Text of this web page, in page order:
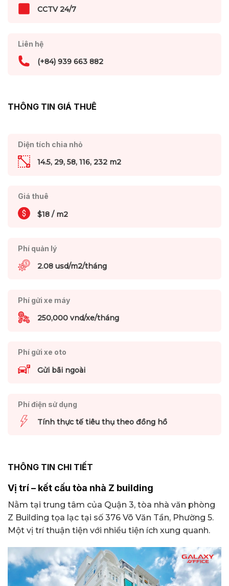
CCTV 24/7
Liên hệ
(+84) 939 663 882
THÔNG TIN GIÁ THUÊ
Diện tích chia nhỏ
14.5, 29, 58, 116, 232 m2
Giá thuê
$18 / m2
Phí quản lý
2.08 usd/m2/tháng
Phí gửi xe máy
250,000 vnd/xe/tháng
Phí gửi xe oto
Gửi bãi ngoài
Phí điện sử dụng
Tính thực tế tiêu thụ theo đồng hồ
THÔNG TIN CHI TIẾT
Vị trí – kết cấu tòa nhà Z building
Nằm tại trung tâm của Quận 3, tòa nhà văn phòng
Z Building tọa lạc tại số 376 Võ Văn Tần, Phường 5.
Một vị trí thuận tiện với nhiều tiện ích xung quanh.